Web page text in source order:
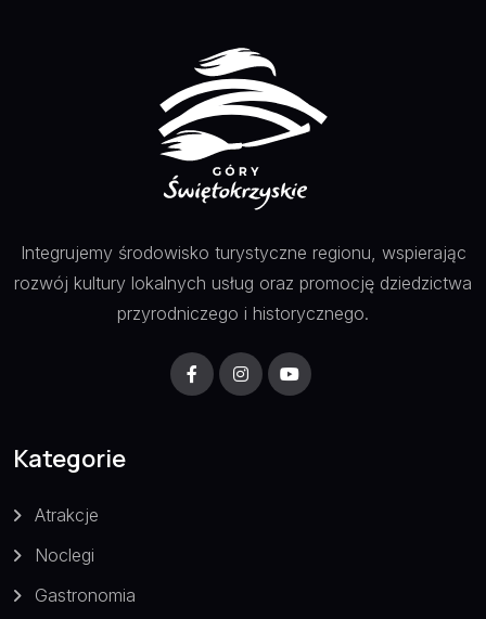
Integrujemy środowisko turystyczne regionu, wspierając
rozwój kultury lokalnych usług oraz promocję dziedzictwa
przyrodniczego i historycznego.
Kategorie
Atrakcje
Noclegi
Gastronomia